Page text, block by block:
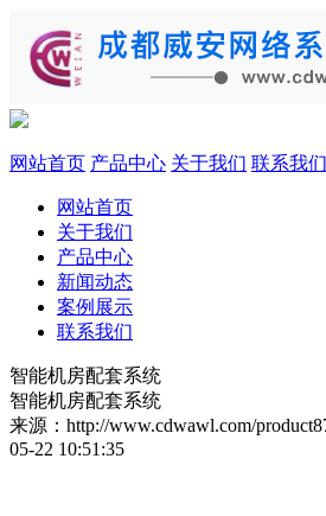
网站首页 产品中心 关于我们 联系我们
网站首页
关于我们
产品中心
新闻动态
案例展示
联系我们
智能机房配套系统
智能机房配套系统
来源：http://www.cdwawl.com/
05-22 10:51:35